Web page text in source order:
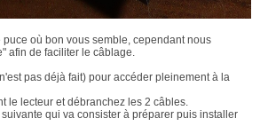
où bon vous semble, cependant nous
afin de faciliter le câblage.
pas déjà fait) pour accéder pleinement à la
le lecteur et débranchez les 2 câbles.
qui va consister à préparer puis installer